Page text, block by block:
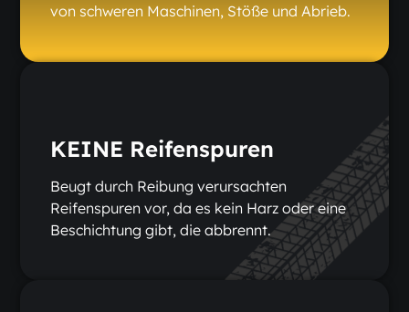
von schweren Maschinen, Stöße und Abrieb.
KEINE Reifenspuren
Beugt durch Reibung verursachten
Reifenspuren vor, da es kein Harz oder eine
Beschichtung gibt, die abbrennt.